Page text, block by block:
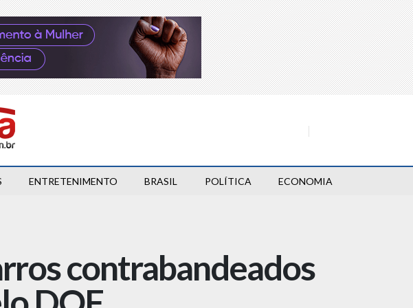
ENTRETENIMENTO BRASIL POLÍTICA ECONOMIA
contrabandeados